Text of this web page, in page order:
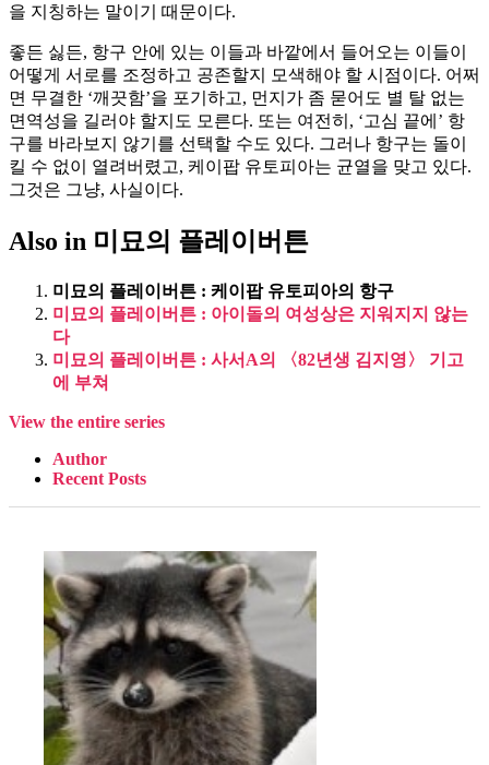
을 지칭하는 말이기 때문이다.
좋든 싫든, 항구 안에 있는 이들과 바깥에서 들어오는 이들이
어떻게 서로를 조정하고 공존할지 모색해야 할 시점이다. 어쩌
면 무결한 ‘깨끗함’을 포기하고, 먼지가 좀 묻어도 별 탈 없는
면역성을 길러야 할지도 모른다. 또는 여전히, ‘고심 끝에’ 항
구를 바라보지 않기를 선택할 수도 있다. 그러나 항구는 돌이
킬 수 없이 열려버렸고, 케이팝 유토피아는 균열을 맞고 있다.
그것은 그냥, 사실이다.
Also in 미묘의 플레이버튼
미묘의 플레이버튼 : 케이팝 유토피아의 항구
미묘의 플레이버튼 : 아이돌의 여성상은 지워지지 않는
다
미묘의 플레이버튼 : 사서A의 〈82년생 김지영〉 기고
에 부쳐
View the entire series
Author
Recent Posts